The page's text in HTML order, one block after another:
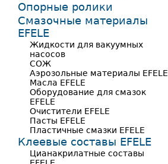
Опорные ролики
Смазочные материалы
EFELE
Жидкости для вакуумных
насосов
СОЖ
Аэрозольные материалы EFELE
Масла EFELE
Оборудование для смазок
EFELE
Очистители EFELE
Пасты EFELE
Пластичные смазки EFELE
Клеевые составы EFELE
Цианакрилатные составы